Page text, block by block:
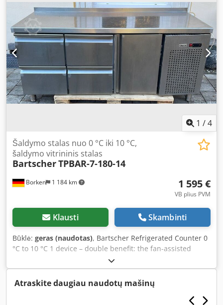
Išimamas filtro įdėklas Automatinis išsijungimas Aparatas
per maždaug 8 minutes pagamina apie 2 litrus kavos, t. y.
16 puodelių Visuose techniniuose duomenyse galimos
rašybos klaidos / neatitikimai. Parduodama tik ES šalyse.
1 /4
Borken 1 184 km
Šaldymo stalas nuo 0 °C iki 10 °C,
šaldymo vitrininis stalas
BartscherTPBAR-7-180-14
1 595 €
VB plius PVM
Klausti Skambinti
Būklė: geras (naudotas), Bartscher Refrigerated Counter 0
°C to 10 °C 1 device – double benefit: the fan-assisted
cooling ensures a constant and even cooling temperature
inside the refrigerated counter with 1 door and 4 drawers.
Thanks to its high-quality and robust stainless steel
surface, the unit integrates perfectly into any kitchen and
can also be used as a work surface. • Number of drawers:
Atraskite daugiau naudotų mašinų